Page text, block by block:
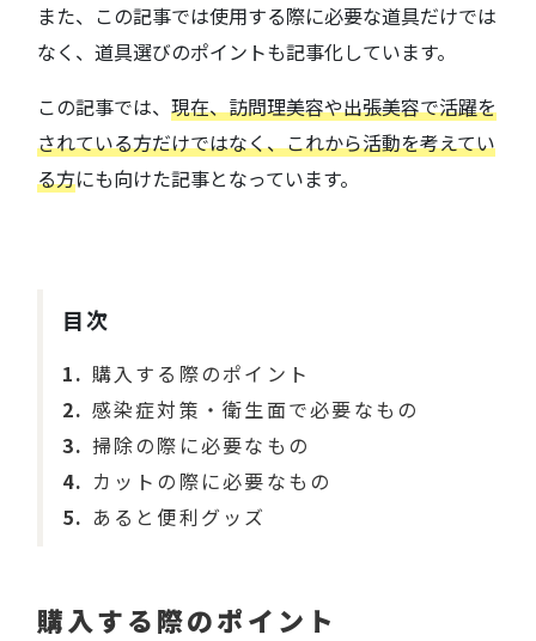
また、この記事では使用する際に必要な道具だけでは
なく、道具選びのポイントも記事化しています。
この記事では、 現在、訪問理美容や出張美容で活躍を
されている方だけではなく、これから活動を考えてい
る方にも向けた記事となっています。
目次
1
購入する際のポイント
2
感染症対策・衛生面で必要なもの
3
掃除の際に必要なもの
4
カットの際に必要なもの
5
あると便利グッズ
購入する際のポイント